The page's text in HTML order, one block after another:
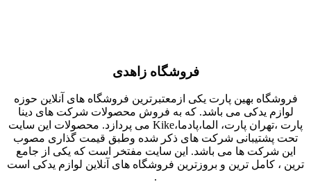
فروشگاه زاهدی
فروشگاه بهین پارت یکی ازمعتبرترین فروشگاه های آنلاین حوزه
لوازم یدکی می باشد. که به فروش محصولات شرکت های دینا
پارت ،تهران پارت، الما،پادما،Kike می پردازد. محصولات این سایت
تحت پشتیبانی شرکت های ذکر شده وطبق قیمت گذاری مصوب
این شرکت ها می باشد. این سایت مفتخر است که یکی از جامع
ترین ، کامل ترین و بروزترین فروشگاه های آنلاین لوازم یدکی است
.